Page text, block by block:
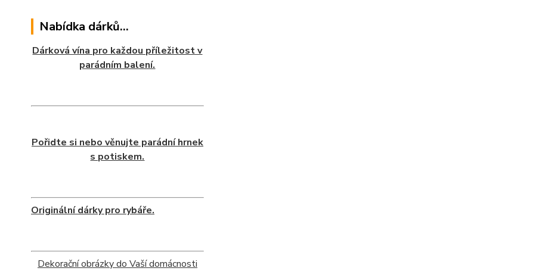
Nabídka dárků...
Dárková vína pro každou příležitost v
parádním balení.
Pořidte si nebo věnujte parádní hrnek
s potiskem.
Originální dárky pro rybáře.
Dekorační obrázky do Vaší domácnosti